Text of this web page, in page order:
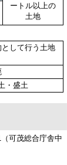
ートル以上の
土地
して行う土地
・盛土
可茂総合庁舎中